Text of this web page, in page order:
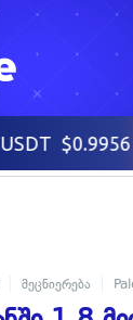
მეცნიერება